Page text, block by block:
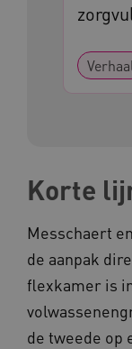
Verhaal
Korte
Messchaert
de aanpak
flexkamer is
de tweede op